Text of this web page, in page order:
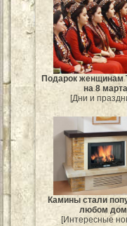
Подарок женщинам
на 8 марта
[Дни и
Камины стали
любом
[Интересные